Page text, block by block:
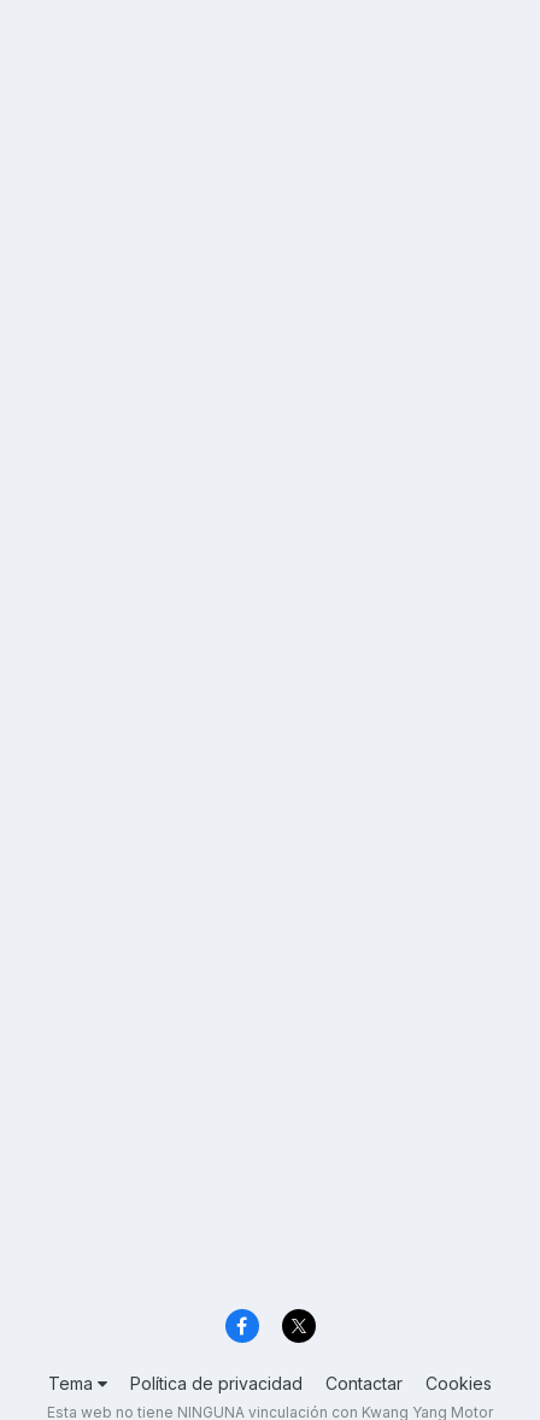
Tema Política de privacidad Contactar Cookies
Esta web no tiene NINGUNA vinculación con Kwang Yang Motor